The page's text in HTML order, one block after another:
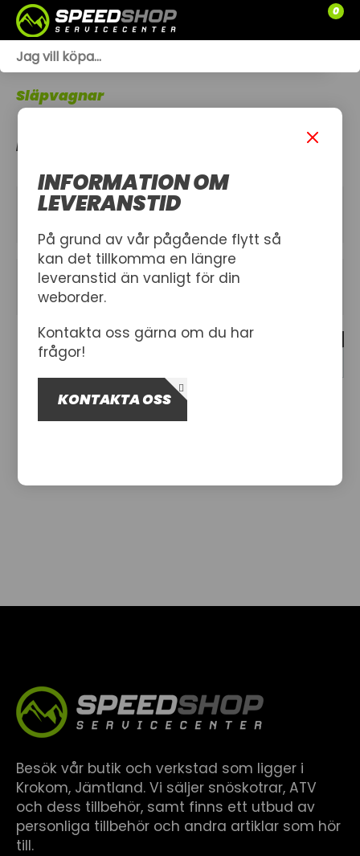
0
SLÄPVAGNAR
Släpvagnar
FÖRHÖJNINGSKIT
KATEGORIER
FILTER
Hittade inga produkter
Besök vår butik och verkstad som ligger i
Krokom, Jämtland. Vi säljer snöskotrar, ATV
och dess tillbehör, samt finns ett utbud av
personliga tillbehör och andra artiklar som hör
till.
INFORMATION OM
LEVERANSTID
På grund av vår pågående flytt så
kan det tillkomma en längre
leveranstid än vanligt för din
weborder.
Kontakta oss gärna om du har
frågor!
KONTAKTA OSS